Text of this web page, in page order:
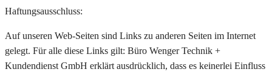
Haftungsausschluss:
Auf unseren Web-Seiten sind Links zu anderen Seiten im Internet
gelegt. Für alle diese Links gilt: Büro Wenger Technik +
Kundendienst GmbH erklärt ausdrücklich, dass es keinerlei Einfluss